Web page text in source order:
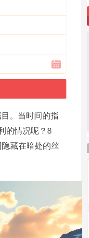
。当时间的指
的情况呢？8
藏在暗处的丝